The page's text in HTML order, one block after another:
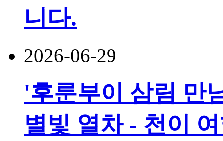
니다.
2026-06-29
'후룬부이 삼림 만
별빛 열차 - 천이